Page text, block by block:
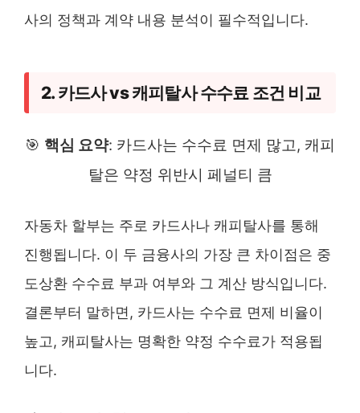
사의 정책과 계약 내용 분석이 필수적입니다.
2. 카드사 vs 캐피탈사 수수료 조건 비교
🎯 핵심 요약: 카드사는 수수료 면제 많고, 캐피
탈은 약정 위반시 페널티 큼
자동차 할부는 주로 카드사나 캐피탈사를 통해
진행됩니다. 이 두 금융사의 가장 큰 차이점은 중
도상환 수수료 부과 여부와 그 계산 방식입니다.
결론부터 말하면, 카드사는 수수료 면제 비율이
높고, 캐피탈사는 명확한 약정 수수료가 적용됩
니다.